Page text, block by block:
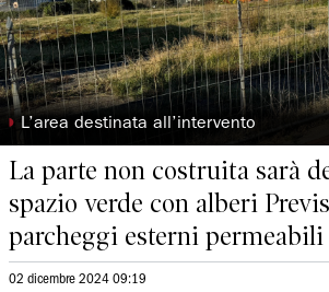
◗ L’area destinata all’intervento
La parte non costruita sarà
spazio verde con alberi
parcheggi esterni permeabili
02 dicembre 2024 09:19